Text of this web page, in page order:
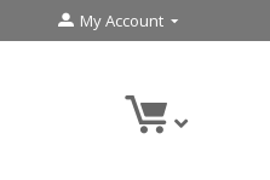
My Account